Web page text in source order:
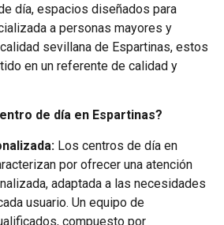
día, espacios diseñados para
a personas mayores y
sevillana de Espartinas, estos
en un referente de calidad y
de día en Espartinas?
Los centros de día en
por ofrecer una atención
adaptada a las necesidades
usuario. Un equipo de
compuesto por